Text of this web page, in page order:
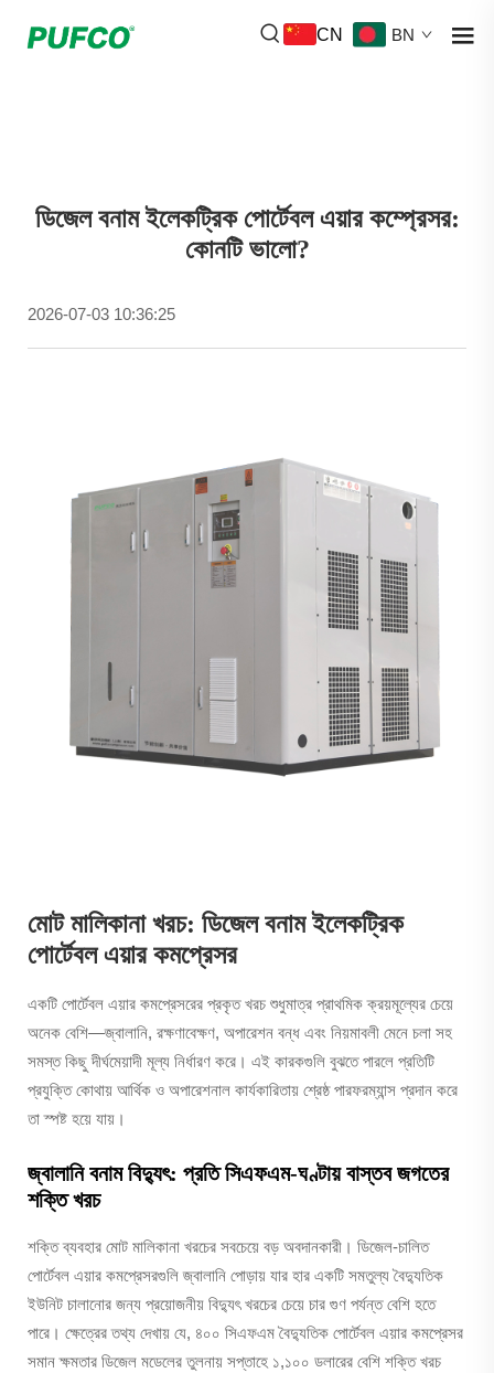
CN BN
ডিজেল বনাম ইলেকট্রিক পোর্টেবল এয়ার কম্প্রেসর:
কোনটি ভালো?
2026-07-03 10:36:25
মোট মালিকানা খরচ: ডিজেল বনাম ইলেকট্রিক
পোর্টেবল এয়ার কমপ্রেসর
একটি পোর্টেবল এয়ার কমপ্রেসরের প্রকৃত খরচ শুধুমাত্র প্রাথমিক ক্রয়মূল্যের চেয়ে
অনেক বেশি—জ্বালানি, রক্ষণাবেক্ষণ, অপারেশন বন্ধ এবং নিয়মাবলী মেনে চলা সহ
সমস্ত কিছু দীর্ঘমেয়াদী মূল্য নির্ধারণ করে। এই কারকগুলি বুঝতে পারলে প্রতিটি
প্রযুক্তি কোথায় আর্থিক ও অপারেশনাল কার্যকারিতায় শ্রেষ্ঠ পারফরম্যান্স প্রদান করে
তা স্পষ্ট হয়ে যায়।
জ্বালানি বনাম বিদ্যুৎ: প্রতি সিএফএম-ঘণ্টায় বাস্তব জগতের
শক্তি খরচ
শক্তি ব্যবহার মোট মালিকানা খরচের সবচেয়ে বড় অবদানকারী। ডিজেল-চালিত
পোর্টেবল এয়ার কমপ্রেসরগুলি জ্বালানি পোড়ায় যার হার একটি সমতুল্য বৈদ্যুতিক
ইউনিট চালানোর জন্য প্রয়োজনীয় বিদ্যুৎ খরচের চেয়ে চার গুণ পর্যন্ত বেশি হতে
পারে। ক্ষেত্রের তথ্য দেখায় যে, ৪০০ সিএফএম বৈদ্যুতিক পোর্টেবল এয়ার কমপ্রেসর
সমান ক্ষমতার ডিজেল মডেলের তুলনায় সপ্তাহে ১,১০০ ডলারের বেশি শক্তি খরচ